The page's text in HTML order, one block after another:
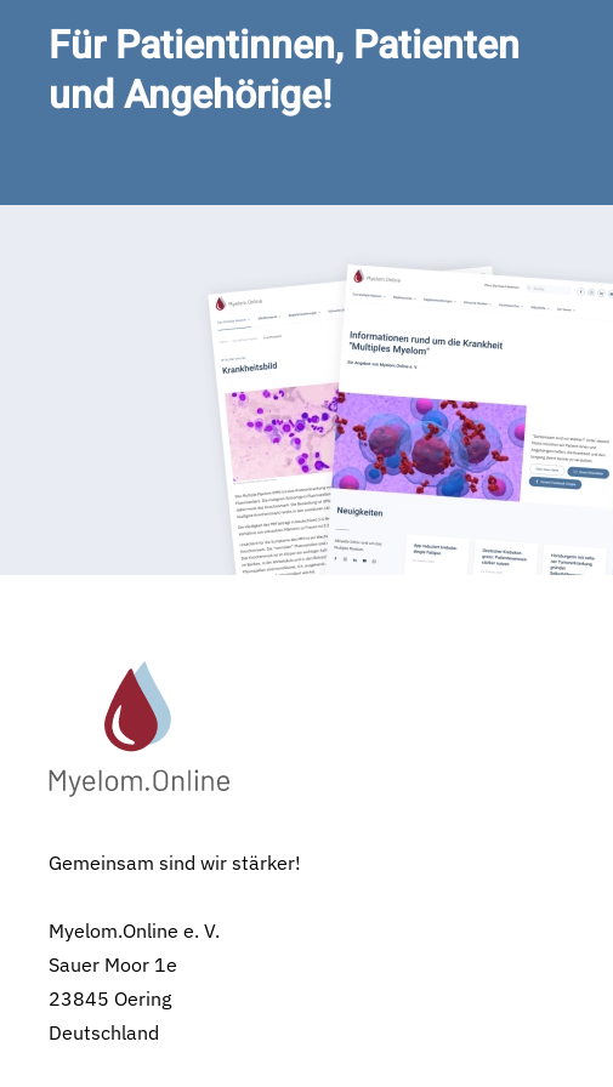
Für Patientinnen, Patienten
und Angehörige!
Gemeinsam sind wir stärker!
Myelom.Online e. V.
Sauer Moor 1e
23845 Oering
Deutschland